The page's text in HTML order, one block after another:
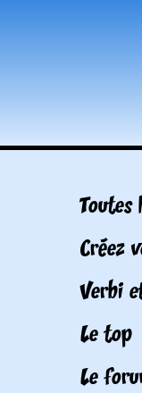
Toutes
Créez
Verbi
Le top
Le